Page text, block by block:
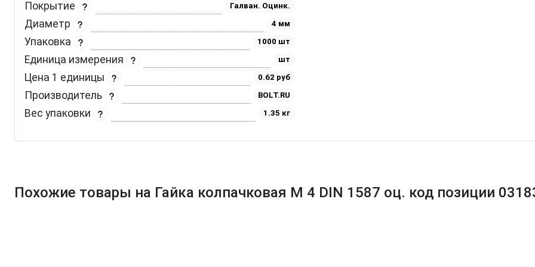
Покрытие Галван. Оцинк.
Диаметр 4 мм
Упаковка 1000 шт
Единица измерения шт
Цена 1 единицы 0.62 руб
Производитель BOLT.RU
Вес упаковки 1.35 кг
Похожие товары на Гайка колпачковая М 4 DIN 1587 оц. код позиции